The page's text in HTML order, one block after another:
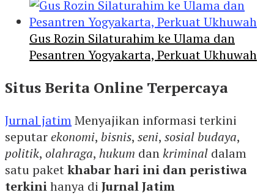
Gus Rozin Silaturahim ke Ulama dan
Pesantren Yogyakarta, Perkuat Ukhuwah
Situs Berita Online Terpercaya
Jurnal jatimMenyajikan informasi terkini
seputarekonomi, bisnis, seni, sosial budaya,
politik, olahraga, hukum dankriminal dalam
satu paketkhabar hari ini dan peristiwa
terkinihanya di Jurnal Jatim